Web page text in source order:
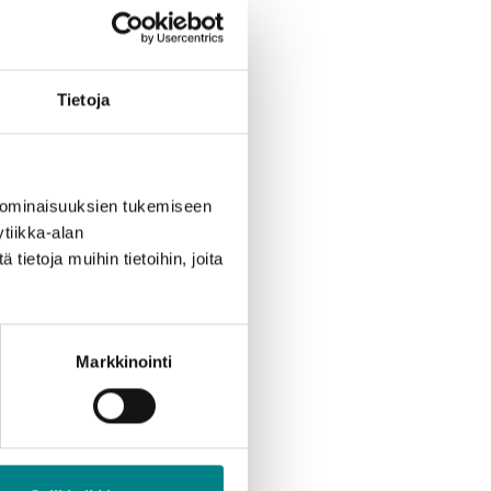
Tietoja
tukemiseen
alan
tietoja muihin tietoihin, joita
Markkinointi